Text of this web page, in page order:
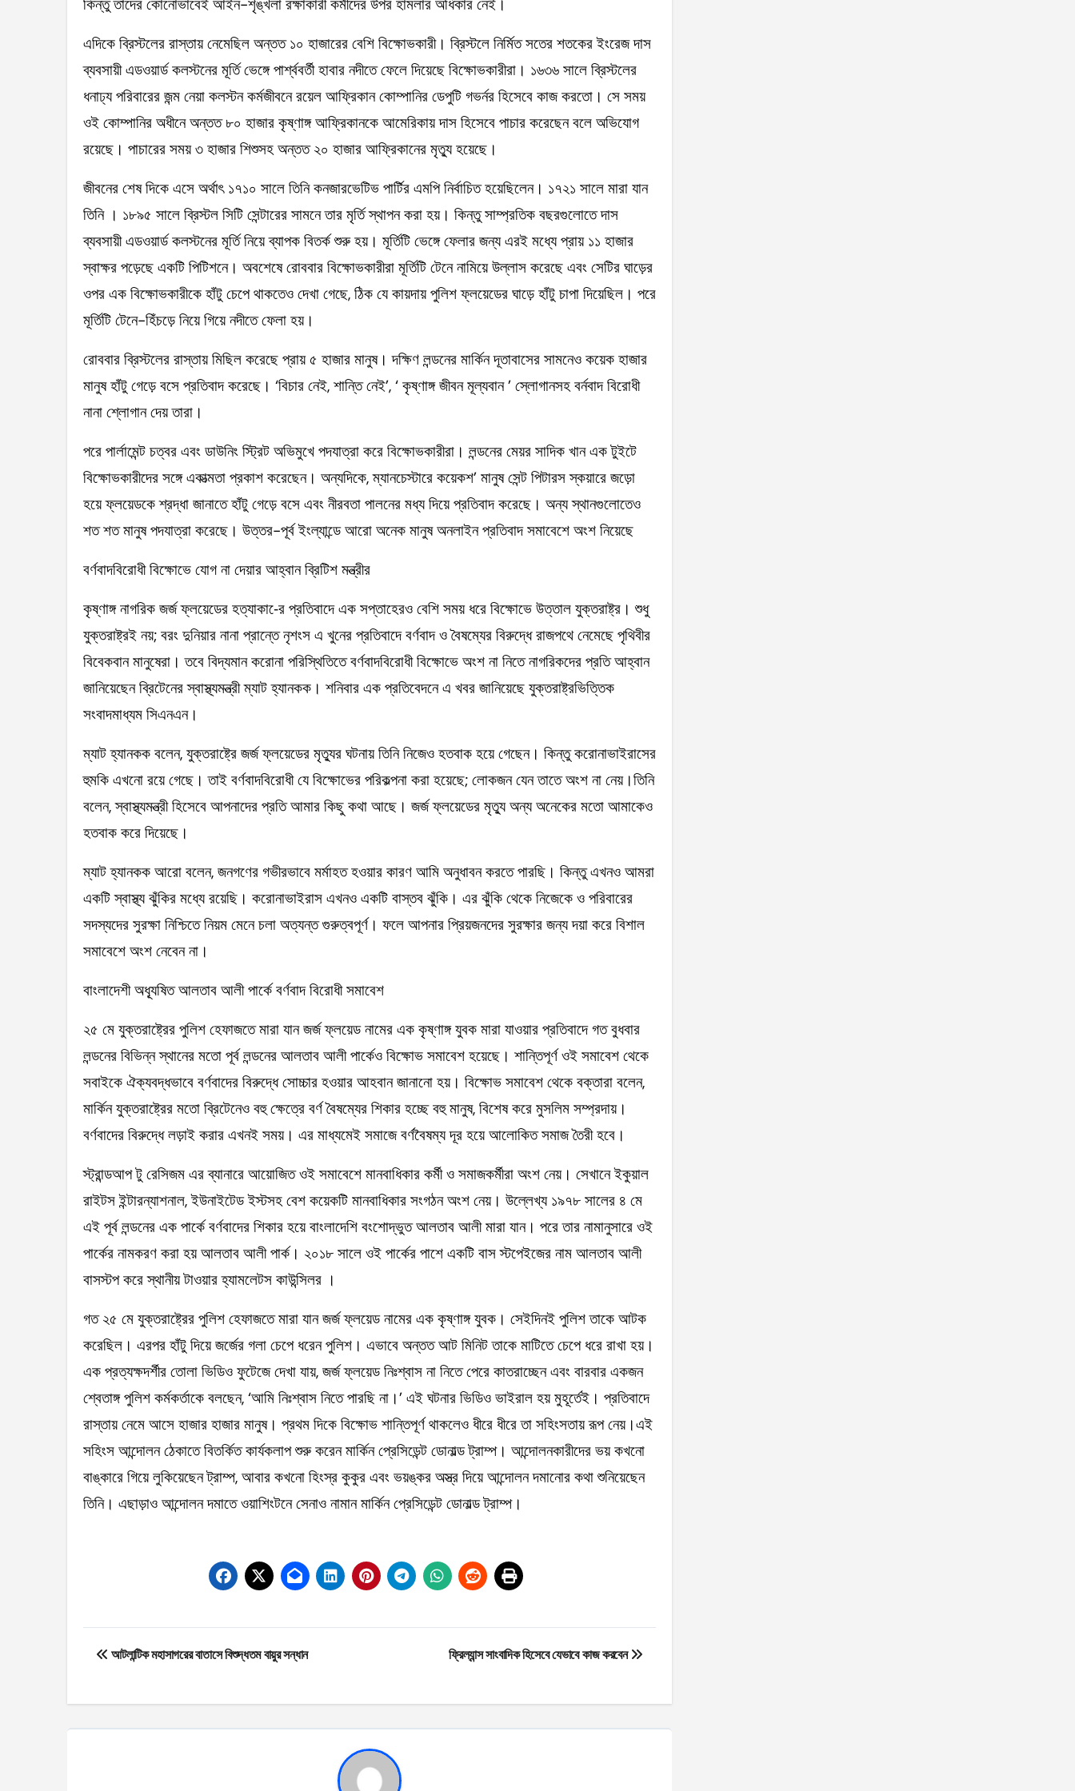
কিন্তু তাদের কোনোভাবেই আইন-শৃঙ্খলা রক্ষাকারী কর্মীদের উপর হামলার অধিকার নেই।
এদিকে ব্রিস্টলের রাস্তায় নেমেছিল অন্তত ১০ হাজারের বেশি বিক্ষোভকারী। ব্রিস্টলে নির্মিত সতের শতকের ইংরেজ দাস
ব্যবসায়ী এডওয়ার্ড কলস্টনের মূর্তি ভেঙ্গে পার্শ্ববর্তী হাবার নদীতে ফেলে দিয়েছে বিক্ষোভকারীরা। ১৬৩৬ সালে ব্রিস্টলের
ধনাঢ্য পরিবারের জন্ম নেয়া কলস্টন কর্মজীবনে রয়েল আফ্রিকান কোম্পানির ডেপুটি গভর্নর হিসেবে কাজ করতো। সে সময়
ওই কোম্পানির অধীনে অন্তত ৮০ হাজার কৃষ্ণাঙ্গ আফ্রিকানকে আমেরিকায় দাস হিসেবে পাচার করেছেন বলে অভিযোগ
রয়েছে। পাচারের সময় ৩ হাজার শিশুসহ অন্তত ২০ হাজার আফ্রিকানের মৃত্যু হয়েছে।
জীবনের শেষ দিকে এসে অর্থাৎ ১৭১০ সালে তিনি কনজারভেটিভ পার্টির এমপি নির্বাচিত হয়েছিলেন। ১৭২১ সালে মারা যান
তিনি । ১৮৯৫ সালে ব্রিস্টল সিটি সেন্টারের সামনে তার মৃর্তি স্থাপন করা হয়। কিন্তু সাম্প্রতিক বছরগুলোতে দাস
ব্যবসায়ী এডওয়ার্ড কলস্টনের মূর্তি নিয়ে ব্যাপক বিতর্ক শুরু হয়। মূর্তিটি ভেঙ্গে ফেলার জন্য এরই মধ্যে প্রায় ১১ হাজার
স্বাক্ষর পড়েছে একটি পিটিশনে। অবশেষে রোববার বিক্ষোভকারীরা মূর্তিটি টেনে নামিয়ে উল্লাস করেছে এবং সেটির ঘাড়ের
ওপর এক বিক্ষোভকারীকে হাঁটু চেপে থাকতেও দেখা গেছে, ঠিক যে কায়দায় পুলিশ ফ্লয়েডের ঘাড়ে হাঁটু চাপা দিয়েছিল। পরে
মূর্তিটি টেনে-হিঁচড়ে নিয়ে গিয়ে নদীতে ফেলা হয়।
রোববার ব্রিস্টলের রাস্তায় মিছিল করেছে প্রায় ৫ হাজার মানুষ। দক্ষিণ লন্ডনের মার্কিন দূতাবাসের সামনেও কয়েক হাজার
মানুষ হাঁটু গেড়ে বসে প্রতিবাদ করেছে। ‘বিচার নেই, শান্তি নেই’, ‘ কৃষ্ণাঙ্গ জীবন মূল্যবান ’ স্লোগানসহ বর্নবাদ বিরোধী
নানা শ্লোগান দেয় তারা।
পরে পার্লামেন্ট চত্বর এবং ডাউনিং স্ট্রিট অভিমুখে পদযাত্রা করে বিক্ষোভকারীরা। লন্ডনের মেয়র সাদিক খান এক টুইটে
বিক্ষোভকারীদের সঙ্গে একাত্মতা প্রকাশ করেছেন। অন্যদিকে, ম্যানচেস্টারে কয়েকশ’ মানুষ সেন্ট পিটারস স্কয়ারে জড়ো
হয়ে ফ্লয়েডকে শ্রদ্ধা জানাতে হাঁটু গেড়ে বসে এবং নীরবতা পালনের মধ্য দিয়ে প্রতিবাদ করেছে। অন্য স্থানগুলোতেও
শত শত মানুষ পদযাত্রা করেছে। উত্তর-পূর্ব ইংল্যান্ডে আরো অনেক মানুষ অনলাইন প্রতিবাদ সমাবেশে অংশ নিয়েছে
বর্ণবাদবিরোধী বিক্ষোভে যোগ না দেয়ার আহ্বান ব্রিটিশ মন্ত্রীর
কৃষ্ণাঙ্গ নাগরিক জর্জ ফ্লয়েডের হত্যাকা-ের প্রতিবাদে এক সপ্তাহেরও বেশি সময় ধরে বিক্ষোভে উত্তাল যুক্তরাষ্ট্র। শুধু
যুক্তরাষ্ট্রই নয়; বরং দুনিয়ার নানা প্রান্তে নৃশংস এ খুনের প্রতিবাদে বর্ণবাদ ও বৈষম্যের বিরুদ্ধে রাজপথে নেমেছে পৃথিবীর
বিবেকবান মানুষেরা। তবে বিদ্যমান করোনা পরিস্থিতিতে বর্ণবাদবিরোধী বিক্ষোভে অংশ না নিতে নাগরিকদের প্রতি আহ্বান
জানিয়েছেন ব্রিটেনের স্বাস্থ্যমন্ত্রী ম্যাট হ্যানকক। শনিবার এক প্রতিবেদনে এ খবর জানিয়েছে যুক্তরাষ্ট্রভিত্তিক
সংবাদমাধ্যম সিএনএন।
ম্যাট হ্যানকক বলেন, যুক্তরাষ্ট্রে জর্জ ফ্লয়েডের মৃত্যুর ঘটনায় তিনি নিজেও হতবাক হয়ে গেছেন। কিন্তু করোনাভাইরাসের
হুমকি এখনো রয়ে গেছে। তাই বর্ণবাদবিরোধী যে বিক্ষোভের পরিকল্পনা করা হয়েছে; লোকজন যেন তাতে অংশ না নেয়।তিনি
বলেন, স্বাস্থ্যমন্ত্রী হিসেবে আপনাদের প্রতি আমার কিছু কথা আছে। জর্জ ফ্লয়েডের মৃত্যু অন্য অনেকের মতো আমাকেও
হতবাক করে দিয়েছে।
ম্যাট হ্যানকক আরো বলেন, জনগণের গভীরভাবে মর্মাহত হওয়ার কারণ আমি অনুধাবন করতে পারছি। কিন্তু এখনও আমরা
একটি স্বাস্থ্য ঝুঁকির মধ্যে রয়েছি। করোনাভাইরাস এখনও একটি বাস্তব ঝুঁকি। এর ঝুঁকি থেকে নিজেকে ও পরিবারের
সদস্যদের সুরক্ষা নিশ্চিতে নিয়ম মেনে চলা অত্যন্ত গুরুত্বপূর্ণ। ফলে আপনার প্রিয়জনদের সুরক্ষার জন্য দয়া করে বিশাল
সমাবেশে অংশ নেবেন না।
বাংলাদেশী অধ্যূষিত আলতাব আলী পার্কে বর্ণবাদ বিরোধী সমাবেশ
২৫ মে যুক্তরাষ্ট্রের পুলিশ হেফাজতে মারা যান জর্জ ফ্লয়েড নামের এক কৃষ্ণাঙ্গ যুবক মারা যাওয়ার প্রতিবাদে গত বুধবার
লন্ডনের বিভিন্ন স্থানের মতো পূর্ব লন্ডনের আলতাব আলী পার্কেও বিক্ষোভ সমাবেশ হয়েছে। শান্তিপূর্ণ ওই সমাবেশ থেকে
সবাইকে ঐক্যবদ্ধভাবে বর্ণবাদের বিরুদ্ধে সোচ্চার হওয়ার আহবান জানানো হয়। বিক্ষোভ সমাবেশ থেকে বক্তারা বলেন,
মার্কিন যুক্তরাষ্ট্রের মতো ব্রিটেনেও বহু ক্ষেত্রে বর্ণ বৈষম্যের শিকার হচ্ছে বহু মানুষ, বিশেষ করে মুসলিম সম্প্রদায়।
বর্ণবাদের বিরুদ্ধে লড়াই করার এখনই সময়। এর মাধ্যমেই সমাজে বর্ণবৈষম্য দূর হয়ে আলোকিত সমাজ তৈরী হবে।
স্ট্রান্ডআপ টু রেসিজম এর ব্যানারে আয়োজিত ওই সমাবেশে মানবাধিকার কর্মী ও সমাজকর্মীরা অংশ নেয়। সেখানে ইকুয়াল
রাইটস ইন্টারন্যাশনাল, ইউনাইটেড ইস্টসহ বেশ কয়েকটি মানবাধিকার সংগঠন অংশ নেয়। উল্লেখ্য ১৯৭৮ সালের ৪ মে
এই পূর্ব লন্ডনের এক পার্কে বর্ণবাদের শিকার হয়ে বাংলাদেশি বংশোদ্ভুত আলতাব আলী মারা যান। পরে তার নামানুসারে ওই
পার্কের নামকরণ করা হয় আলতাব আলী পার্ক। ২০১৮ সালে ওই পার্কের পাশে একটি বাস স্টপেইজের নাম আলতাব আলী
বাসস্টপ করে স্থানীয় টাওয়ার হ্যামলেটস কাউন্সিলর ।
গত ২৫ মে যুক্তরাষ্ট্রের পুলিশ হেফাজতে মারা যান জর্জ ফ্লয়েড নামের এক কৃষ্ণাঙ্গ যুবক। সেইদিনই পুলিশ তাকে আটক
করেছিল। এরপর হাঁটু দিয়ে জর্জের গলা চেপে ধরেন পুলিশ। এভাবে অন্তত আট মিনিট তাকে মাটিতে চেপে ধরে রাখা হয়।
এক প্রত্যক্ষদর্শীর তোলা ভিডিও ফুটেজে দেখা যায়, জর্জ ফ্লয়েড নিঃশ্বাস না নিতে পেরে কাতরাচ্ছেন এবং বারবার একজন
শ্বেতাঙ্গ পুলিশ কর্মকর্তাকে বলছেন, ‘আমি নিঃশ্বাস নিতে পারছি না।’ এই ঘটনার ভিডিও ভাইরাল হয় মুহূর্তেই। প্রতিবাদে
রাস্তায় নেমে আসে হাজার হাজার মানুষ। প্রথম দিকে বিক্ষোভ শান্তিপূর্ণ থাকলেও ধীরে ধীরে তা সহিংসতায় রূপ নেয়।এই
সহিংস আন্দোলন ঠেকাতে বিতর্কিত কার্যকলাপ শুরু করেন মার্কিন প্রেসিডেন্ট ডোনাল্ড ট্রাম্প। আন্দোলনকারীদের ভয় কখনো
বাঙ্কারে গিয়ে লুকিয়েছেন ট্রাম্প, আবার কখনো হিংস্র কুকুর এবং ভয়ঙ্কর অস্ত্র দিয়ে আন্দোলন দমানোর কথা শুনিয়েছেন
তিনি। এছাড়াও আন্দোলন দমাতে ওয়াশিংটনে সেনাও নামান মার্কিন প্রেসিডেন্ট ডোনাল্ড ট্রাম্প।
Post
আটলান্টিক মহাসাগরের বাতাসে বিশুদ্ধতম বায়ুর সন্ধান ফ্রিল্যান্স সাংবাদিক হিসেবে যেভাবে কাজ করবেন